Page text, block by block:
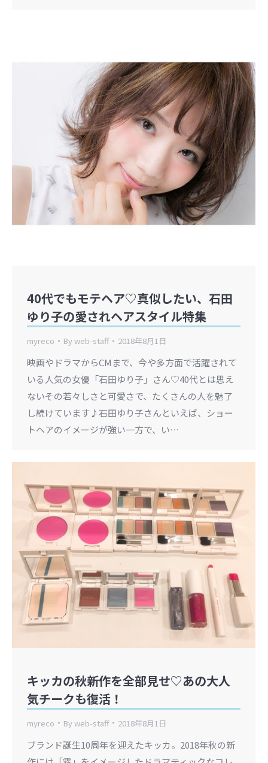
40代でもモテヘア♡真似したい、石田
ゆり子の愛されヘアスタイル特集
myreco Byweb-staff 2018年8月1日
映画やドラマからCMまで、今や多方面で活躍されて
いる人気の女優「石田ゆり子」さん♡40代とは思え
ないその若々しさと可愛さで、たくさんの人を魅了
し続けています♪石田ゆり子さんといえば、ショー
トヘアのイメージが強い一方で、い…
キッカの秋新作を全部見せ♡あの大人
気チークも復活！
myreco Byweb-staff 2018年8月1日
ブランド誕生10周年を迎えたキッカ。2018年秋の新